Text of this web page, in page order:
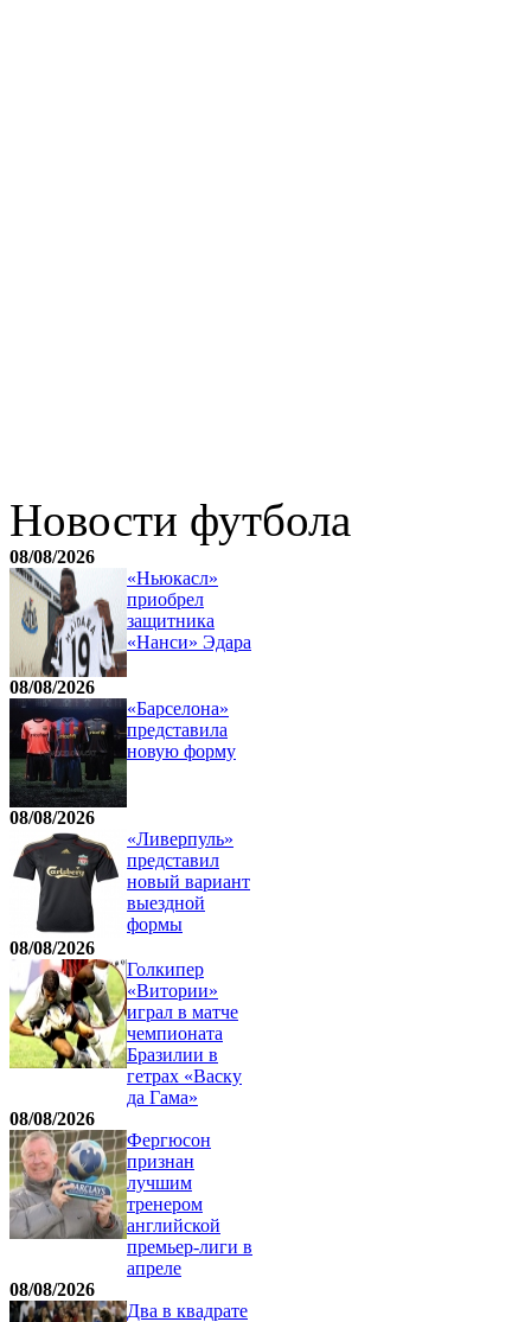
Новости футбола
08/08/2026
«Ньюкасл»
приобрел
защитника
«Нанси» Эдара
08/08/2026
«Барселона»
представила
новую форму
08/08/2026
«Ливерпуль»
представил
новый вариант
выездной
формы
08/08/2026
Голкипер
«Витории»
играл в матче
чемпионата
Бразилии в
гетрах «Васку
да Гама»
08/08/2026
Фергюсон
признан
лучшим
тренером
английской
премьер-лиги в
апреле
08/08/2026
Два в квадрате